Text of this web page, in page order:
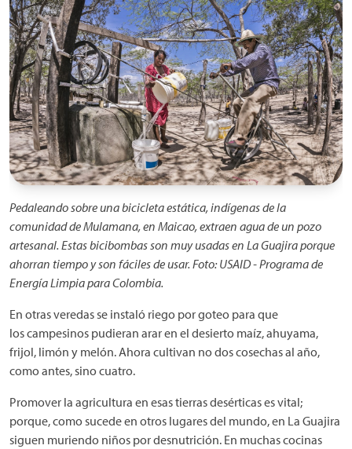
Pedaleando sobre una bicicleta estática, indígenas de la
comunidad de Mulamana, en Maicao, extraen agua de un pozo
artesanal. Estas bicibombas son muy usadas en La Guajira porque
ahorran tiempo y son fáciles de usar. Foto: USAID - Programa de
Energía Limpia para Colombia.
En otras veredas se instaló riego por goteo para que
los campesinos pudieran arar en el desierto maíz, ahuyama,
frijol, limón y melón. Ahora cultivan no dos cosechas al año,
como antes, sino cuatro.
Promover la agricultura en esas tierras desérticas es vital;
porque, como sucede en otros lugares del mundo, en La Guajira
siguen muriendo niños por desnutrición. En muchas cocinas